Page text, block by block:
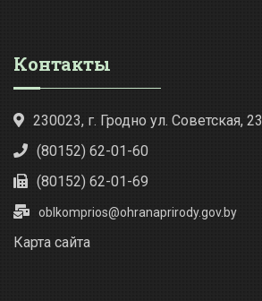
Контакты
230023, г. Гродно ул. Советская, 23
(80152) 62-01-60
(80152) 62-01-69
oblkomprios@ohranaprirody.gov.by
Карта сайта